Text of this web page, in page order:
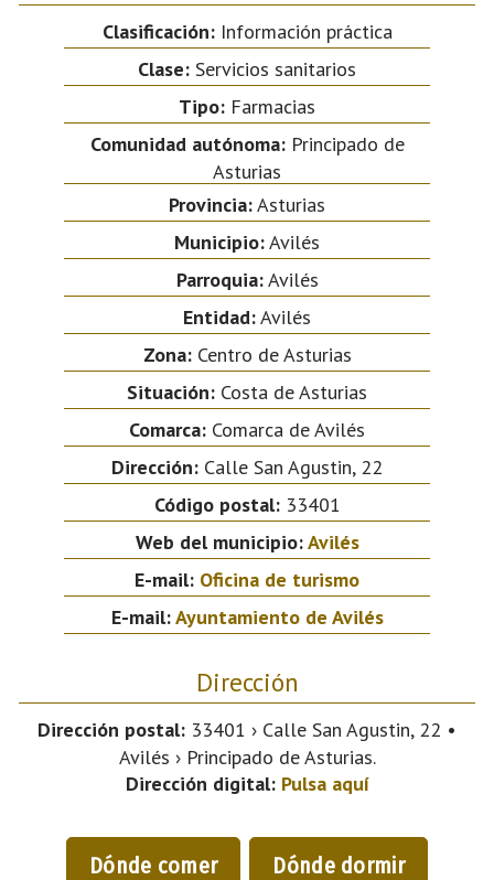
Clasificación:Información práctica
Clase: Servicios sanitarios
Tipo: Farmacias
Comunidad autónoma:Principado de
Asturias
Provincia:Asturias
Municipio:Avilés
Parroquia:Avilés
Entidad:Avilés
Zona:Centro de Asturias
Situación: Costa de Asturias
Comarca: Comarca de Avilés
Dirección: Calle San Agustin, 22
Código postal:33401
Web del municipio:Avilés
E-mail: Oficina de turismo
E-mail:Ayuntamiento de Avilés
Dirección
Dirección postal: 33401 › Calle San Agustin, 22 •
Avilés › Principado de Asturias.
Dirección digital: Pulsa aquí
Dónde comer Dónde dormir